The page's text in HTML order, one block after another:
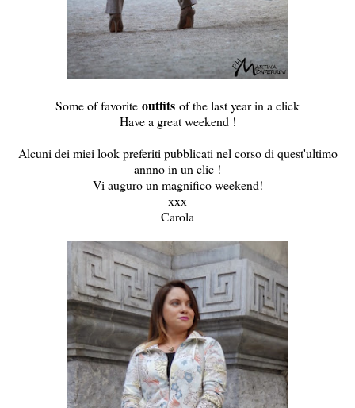
Some of favorite outfits of the last year in a click
Have a great weekend !
Alcuni dei miei look preferiti pubblicati nel corso di quest'ultimo
annno in un clic !
Vi auguro un magnifico weekend!
xxx
Carola